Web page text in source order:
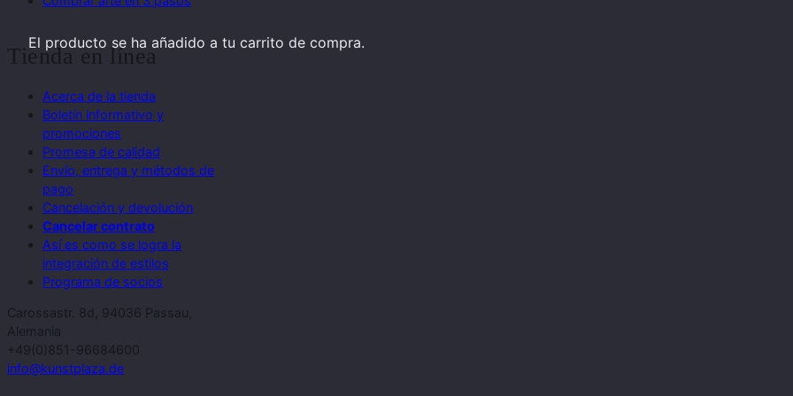
El producto se ha añadido a tu carrito de compra.
Tienda en línea
Acerca de la tienda
Boletín informativo y
promociones
Promesa de calidad
Envío, entrega y métodos de
pago
Cancelación y devolución
Cancelar contrato
Así es como se logra la
integración de estilos
Programa de socios
Carossastr. 8d, 94036 Passau,
Alemania
+49(0)851-96684600
info@kunstplaza.de